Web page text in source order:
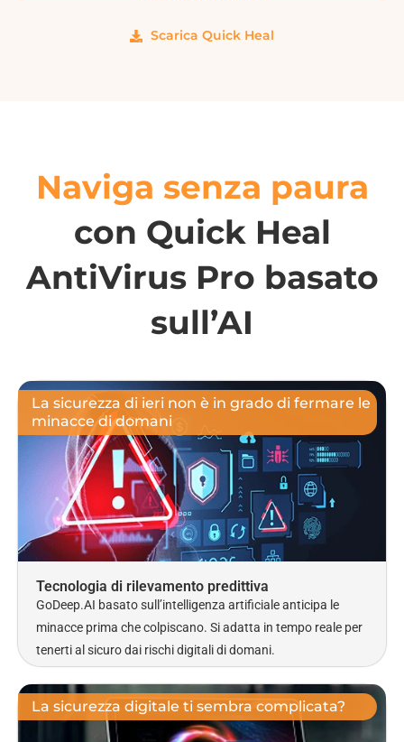
Scarica Quick Heal
Naviga senza paura
con Quick Heal
AntiVirus Pro basato
sull’AI
La sicurezza di ieri non è in grado di fermare le
minacce di domani
Tecnologia di rilevamento predittiva
GoDeep.AI basato sull’intelligenza artificiale anticipa le
minacce prima che colpiscano. Si adatta in tempo reale per
tenerti al sicuro dai rischi digitali di domani.
La sicurezza digitale ti sembra complicata?